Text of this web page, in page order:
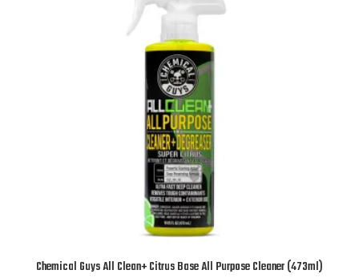
Chemical Guys All Clean+ Citrus Base All Purpose Cleaner (473ml)